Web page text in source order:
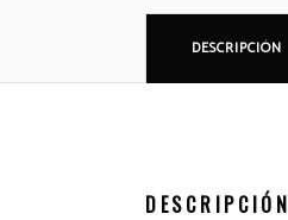
DESCRIPCIÓN
DESCRIPCIÓN